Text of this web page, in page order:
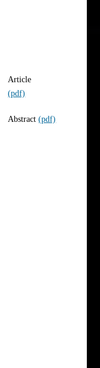
Article
(pdf)
Abstract(pdf)